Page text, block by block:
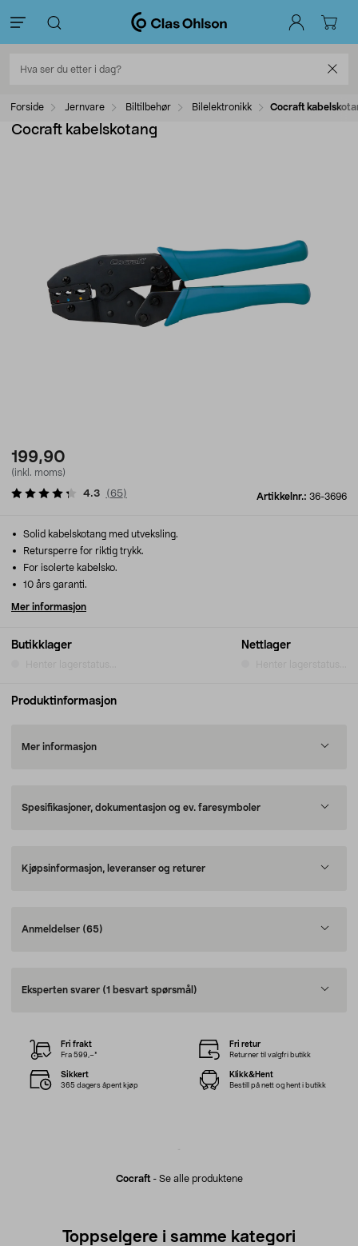
Forside Jernvare Biltilbehør Bilelektronikk Cocraft
Cocraft kabelskotang
199,90
(inkl. moms)
Artikkelnr.: 36-3696
4.3 (65)
Butikklager Nettlager
Solid kabelskotang med utveksling.
Retursperre for riktig trykk.
For isolerte kabelsko.
10 års garanti.
Mer informasjon
Produktinformasjon
Mer informasjon
Spesifikasjoner, dokumentasjon og ev. faresymboler
Kjøpsinformasjon, leveranser og returer
Anmeldelser (65)
Eksperten svarer (1 besvart spørsmål)
Cocraft- Se alle produktene
Fri frakt
Fra 599,–*
Fri retur
Returner til valgfri butikk
Sikkert
365 dagers åpent kjøp
Klikk&Hent
Bestill på nett og hent i butikk
Toppselgere i samme kategori